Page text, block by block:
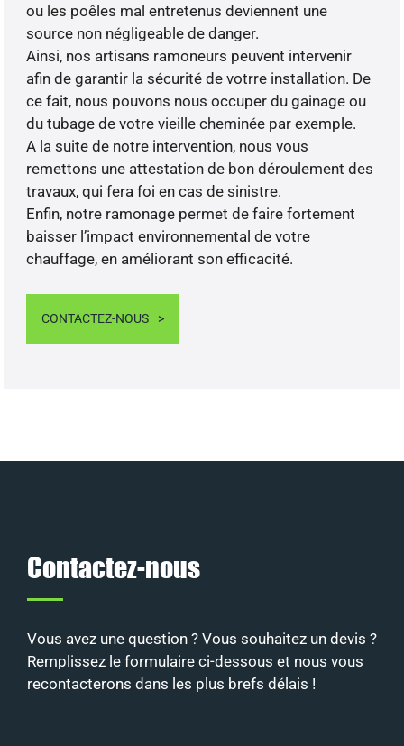
ou les poêles mal entretenus deviennent une
source non négligeable de danger.
Ainsi, nos artisans ramoneurs peuvent intervenir
afin de garantir la sécurité de votrre installation. De
ce fait, nous pouvons nous occuper du gainage ou
du tubage de votre vieille cheminée par exemple.
A la suite de notre intervention, nous vous
remettons une attestation de bon déroulement des
travaux, qui fera foi en cas de sinistre.
Enfin, notre ramonage permet de faire fortement
baisser l’impact environnemental de votre
chauffage, en améliorant son efficacité.
CONTACTEZ-NOUS
Contactez-nous
Vous avez une question ? Vous souhaitez un devis ?
Remplissez le formulaire ci-dessous et nous vous
recontacterons dans les plus brefs délais !